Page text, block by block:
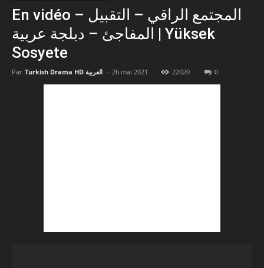
En vidéo – المجتمع الراقي – التقبيل
المفاجئ – دبلجة عربية | Yüksek
Sosyete
Par Turkish Drama HD العربية - 26 mai 2021 22020 0